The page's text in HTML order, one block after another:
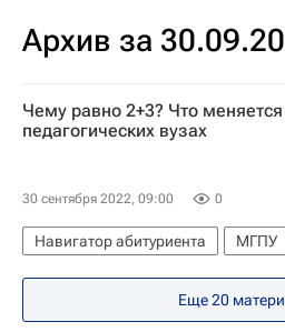
Архив за
Чему равно 2+3? Что меняется
педагогических вузах
30 сентября 2022, 09:00 0
Навигатор абитуриента МГПУ
Москва
Общество
Еще 20